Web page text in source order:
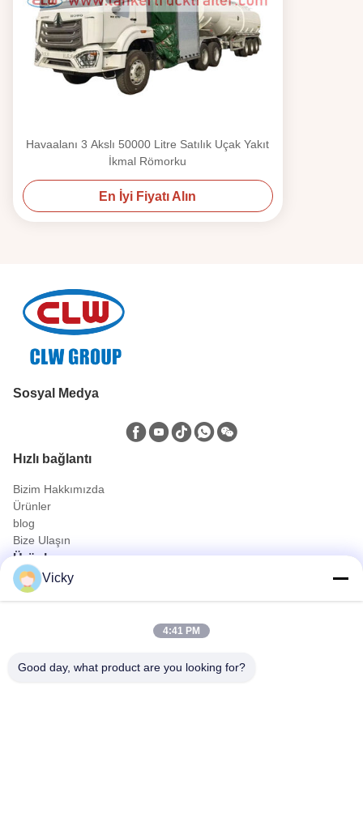
Havaalanı 3 Akslı 50000 Litre Satılık Uçak Yakıt
İkmal Römorku
En İyi Fiyatı Alın
Sosyal Medya
Hızlı bağlantı
Bizim Hakkımızda
Ürünler
blog
Bize Ulaşın
Ürünler
Petrol ve Gaz Kamyonu
Temizlik kamyonu
Tarım & Hayvan ve Gıda Taşıma Kamyonu
arazi kamyonu
Vicky
4:41 PM
Good day, what product are you looking for?